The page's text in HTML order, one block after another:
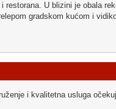
i restorana. U blizini je obala
gradskom kućom i
i kvalitetna usluga